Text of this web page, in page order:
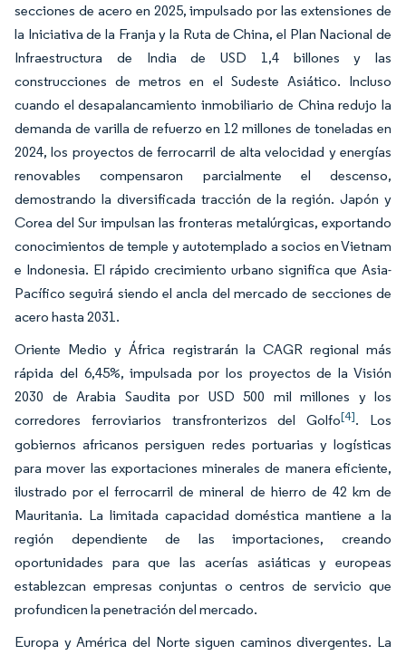
secciones de acero en 2025, impulsado por las extensiones de
la Iniciativa de la Franja y la Ruta de China, el Plan Nacional de
Infraestructura de India de USD 1,4 billones y las
construcciones de metros en el Sudeste Asiático. Incluso
cuando el desapalancamiento inmobiliario de China redujo la
demanda de varilla de refuerzo en 12 millones de toneladas en
2024, los proyectos de ferrocarril de alta velocidad y energías
renovables compensaron parcialmente el descenso,
demostrando la diversificada tracción de la región. Japón y
Corea del Sur impulsan las fronteras metalúrgicas, exportando
conocimientos de temple y autotemplado a socios en Vietnam
e Indonesia. El rápido crecimiento urbano significa que Asia-
Pacífico seguirá siendo el ancla del mercado de secciones de
acero hasta 2031.
Oriente Medio y África registrarán la CAGR regional más
rápida del 6,45%, impulsada por los proyectos de la Visión
2030 de Arabia Saudita por USD 500 mil millones y los
corredores ferroviarios transfronterizos del Golfo[4]. Los
gobiernos africanos persiguen redes portuarias y logísticas
para mover las exportaciones minerales de manera eficiente,
ilustrado por el ferrocarril de mineral de hierro de 42 km de
Mauritania. La limitada capacidad doméstica mantiene a la
región dependiente de las importaciones, creando
oportunidades para que las acerías asiáticas y europeas
establezcan empresas conjuntas o centros de servicio que
profundicen la penetración del mercado.
Europa y América del Norte siguen caminos divergentes. La